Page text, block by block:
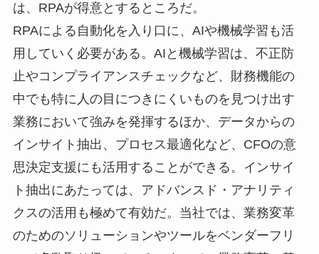
は、RPAが得意とするところだ。
RPAによる自動化を入り口に、AIや機械学習も活
用していく必要がある。AIと機械学習は、不正防
止やコンプライアンスチェックなど、財務機能の
中でも特に人の目につきにくいものを見つけ出す
業務において強みを発揮するほか、データからの
インサイト抽出、プロセス最適化など、CFOの意
思決定支援にも活用することができる。インサイ
ト抽出にあたっては、アドバンスド・アナリティ
クスの活用も極めて有効だ。当社では、業務変革
のためのソリューションやツールをベンダーフリ